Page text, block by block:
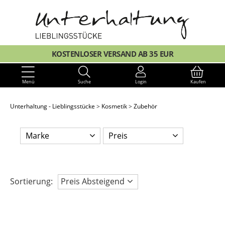
KOSTENLOSER VERSAND AB 35 EUR
Menü Suche Login Kaufen
Unterhaltung - Lieblingsstücke Kosmetik Zubehör
Marke Preis
Sortierung: Preis Absteigend